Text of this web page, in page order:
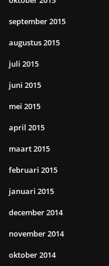
september 2015
augustus 2015
juli 2015
juni 2015
mei 2015
april 2015
maart 2015
februari 2015
januari 2015
december 2014
november 2014
oktober 2014